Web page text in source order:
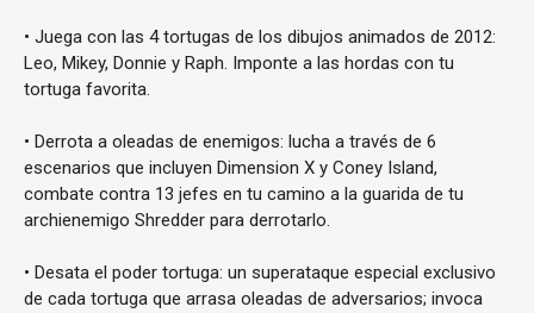
• Juega con las 4 tortugas de los dibujos animados de 2012:
Leo, Mikey, Donnie y Raph. Imponte a las hordas con tu
tortuga favorita.
• Derrota a oleadas de enemigos: lucha a través de 6
escenarios que incluyen Dimension X y Coney Island,
combate contra 13 jefes en tu camino a la guarida de tu
archienemigo Shredder para derrotarlo.
• Desata el poder tortuga: un superataque especial exclusivo
de cada tortuga que arrasa oleadas de adversarios; invoca